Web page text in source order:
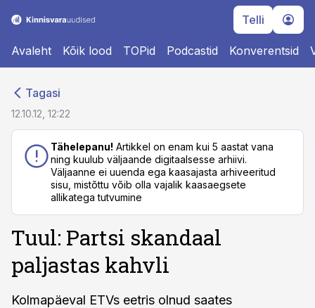
Telli
Avaleht Kõik lood TOPid Podcastid Konverentsid
Tagasi
12.10.12, 12:22
Tähelepanu! Artikkel on enam kui 5 aastat vana
ning kuulub väljaande digitaalsesse arhiivi.
Väljaanne ei uuenda ega kaasajasta arhiveeritud
sisu, mistõttu võib olla vajalik kaasaegsete
allikatega tutvumine
Tuul: Partsi skandaal
paljastas kahvli
Kolmapäeval ETVs eetris olnud saates